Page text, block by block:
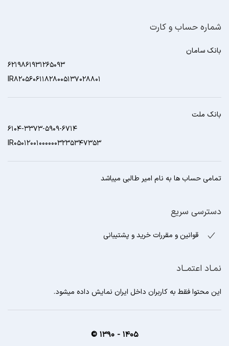
شماره حساب و کارت
بانک سامان
6219861931265093
IR820560611828005137028801
بانک ملت
6104-3373-5909-6714
IR050120010000003235347353
تمامی حساب ها به نام امیر طالبی میباشد
دسترسی سریع
قوانین و مقررات خرید و پشتیبانی
نمـاد اعتمــاد
این محتوا فقط به کاربران داخل ایران نمایش داده میشود.
1405 - 1390 ©